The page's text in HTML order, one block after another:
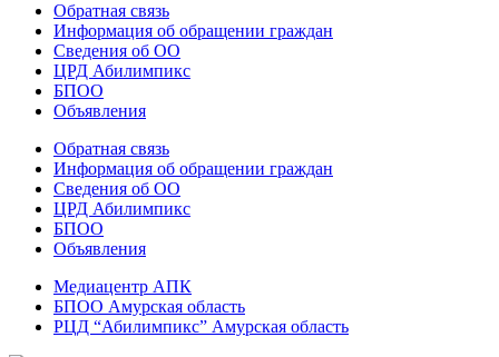
Обратная связь
Информация об обращении граждан
Сведения об ОО
ЦРД Абилимпикс
БПОО
Объявления
Обратная связь
Информация об обращении граждан
Сведения об ОО
ЦРД Абилимпикс
БПОО
Объявления
Медиацентр АПК
БПОО Амурская область
РЦД “Абилимпикс” Амурская область